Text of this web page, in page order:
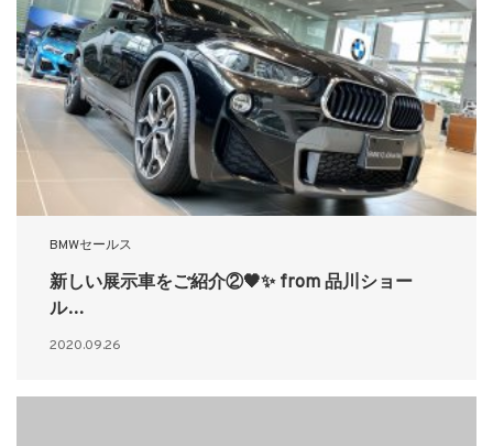
BMWセールス
新しい展示車をご紹介②🖤✨ from 品川ショー
ル…
2020.09.26